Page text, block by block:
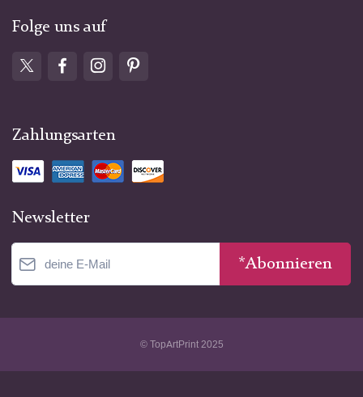
Folge uns auf
Zahlungsarten
Newsletter
*Abonnieren
© TopArtPrint 2025